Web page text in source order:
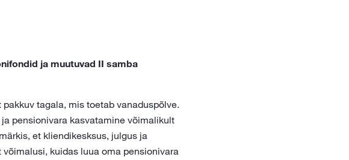
ja muutuvad II samba
tagala, mis toetab vanaduspõlve.
pensionivara kasvatamine võimalikult
et kliendikesksus, julgus ja
kuidas luua oma pensionivara